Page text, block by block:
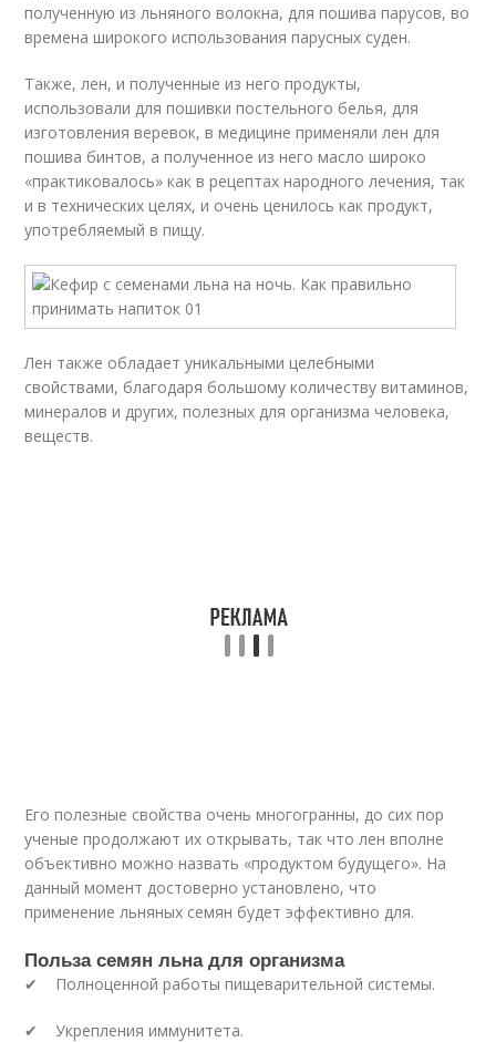
полученную из льняного волокна, для пошива парусов, во
времена широкого использования парусных суден.
Также, лен, и полученные из него продукты,
использовали для пошивки постельного белья, для
изготовления веревок, в медицине применяли лен для
пошива бинтов, а полученное из него масло широко
«практиковалось» как в рецептах народного лечения, так
и в технических целях, и очень ценилось как продукт,
употребляемый в пищу.
Лен также обладает уникальными целебными
свойствами, благодаря большому количеству витаминов,
минералов и других, полезных для организма человека,
веществ.
Его полезные свойства очень многогранны, до сих пор
ученые продолжают их открывать, так что лен вполне
объективно можно назвать «продуктом будущего». На
данный момент достоверно установлено, что
применение льняных семян будет эффективно для.
Польза семян льна для организма
✔ Полноценной работы пищеварительной системы.
✔ Укрепления иммунитета.